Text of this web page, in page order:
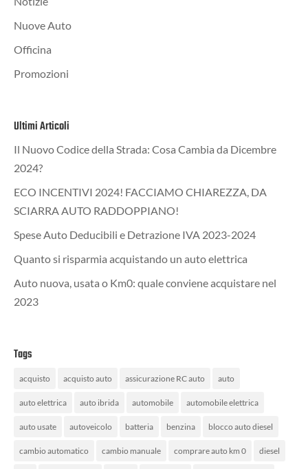
Nuove Auto
Officina
Promozioni
Ultimi Articoli
Il Nuovo Codice della Strada: Cosa Cambia da Dicembre
2024?
ECO INCENTIVI 2024! FACCIAMO CHIAREZZA, DA
SCIARRA AUTO RADDOPPIANO!
Spese Auto Deducibili e Detrazione IVA 2023-2024
Quanto si risparmia acquistando un auto elettrica
Auto nuova, usata o Km0: quale conviene acquistare nel
2023
Tags
acquisto acquisto auto assicurazione RC auto auto
auto elettrica auto ibrida automobile automobile elettrica
auto usate autoveicolo batteria benzina blocco auto diesel
cambio automatico cambio manuale comprare auto km 0 diesel